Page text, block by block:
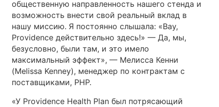
общественную направленность нашего стенда и
возможность внести свой реальный вклад в
нашу миссию. Я постоянно слышала: «Вау,
Providence действительно здесь!» — Да, мы,
безусловно, были там, и это имело
максимальный эффект», — Мелисса Кенни
(Melissa Kenney), менеджер по контрактам с
поставщиками, PHP.
«У Providence Health Plan был потрясающий